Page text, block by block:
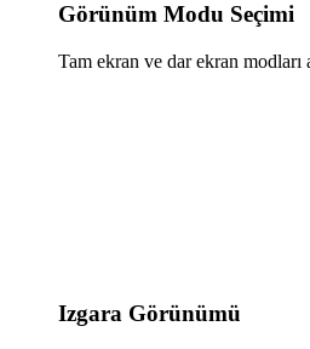
Görünüm Modu Seçimi
Tam ekran ve dar ekran modları
Izgara Görünümü